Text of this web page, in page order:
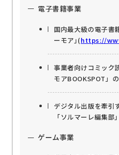
電子書籍事業
国内最大級の電子書
ーモア｣(https://
事業者向けコミック
モアBOOKSPOT」
デジタル出版を牽引
「ソルマーレ編集部
ゲーム事業